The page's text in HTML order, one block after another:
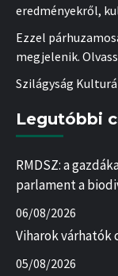
eredményekről,
Ezzel
megjelenik.
Szilágyság
Legutóbbi
RMDSZ: a
parlament a
06/08/2026
Viharok várhatók
05/08/2026